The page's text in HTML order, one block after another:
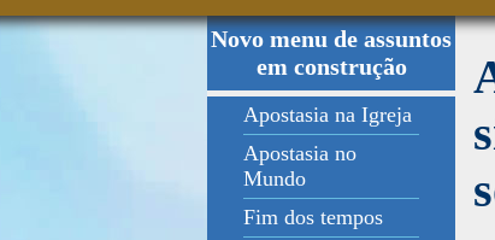
Fale Conosco
Novo menu de assuntos
em construção
Apostasia na Igreja
Apostasia no
Mundo
Fim dos tempos